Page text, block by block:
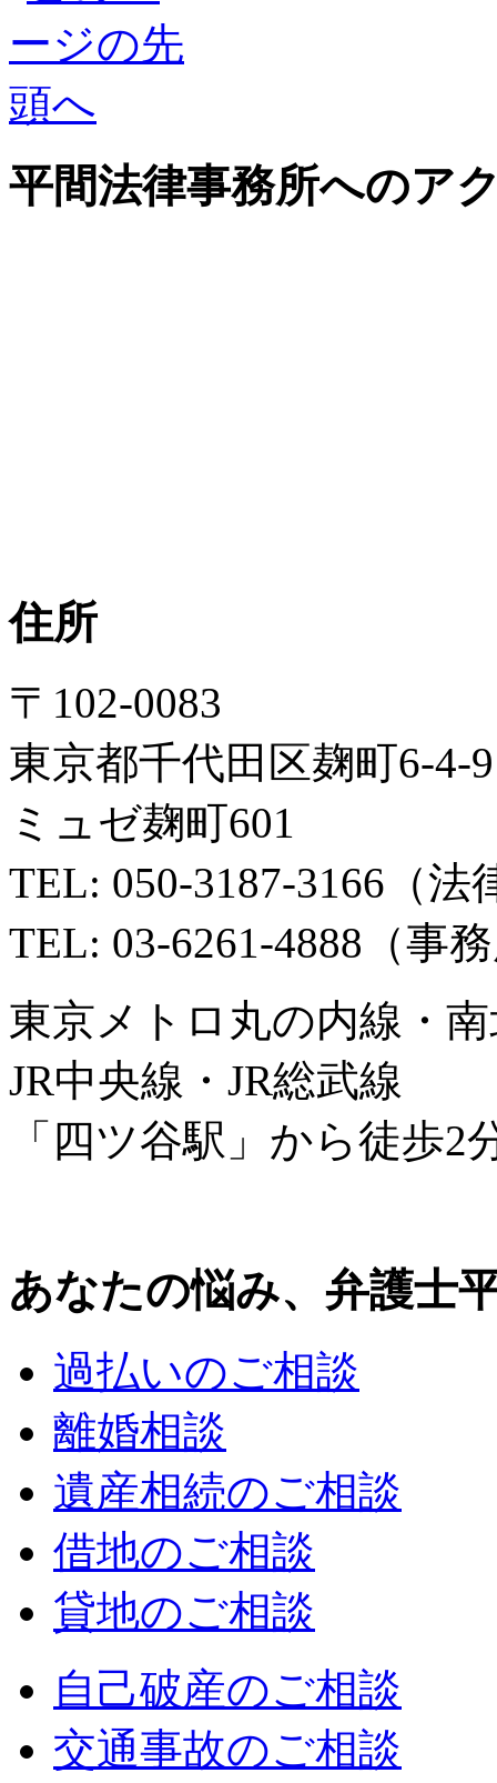
平間法律事務所へのア
住所
〒102-0083
東京都千代田区麹町6-4-9
ミュゼ麹町601
TEL: 050-3187-3166（法
TEL: 03-6261-4888（事
東京メトロ丸の内線・
JR中央線・JR総武線
「四ツ谷駅」から徒歩2
あなたの悩み、弁護士
過払いのご相談
離婚相談
遺産相続のご相談
借地のご相談
貸地のご相談
自己破産のご相談
交通事故のご相談